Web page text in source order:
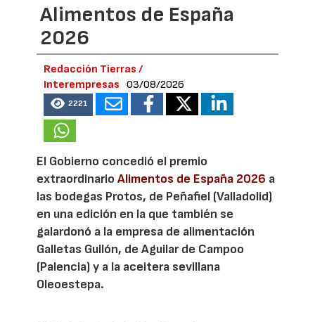
Alimentos de España
2026
Redacción Tierras /
Interempresas
03/08/2026
2221
El Gobierno concedió el premio
extraordinarioAlimentos de España 2026 a
las bodegas Protos, de Peñafiel (Valladolid)
en una edición en la que también se
galardonó a la empresa de alimentación
Galletas Gullón, de Aguilar de Campoo
(Palencia) y a la aceitera sevillana
Oleoestepa.